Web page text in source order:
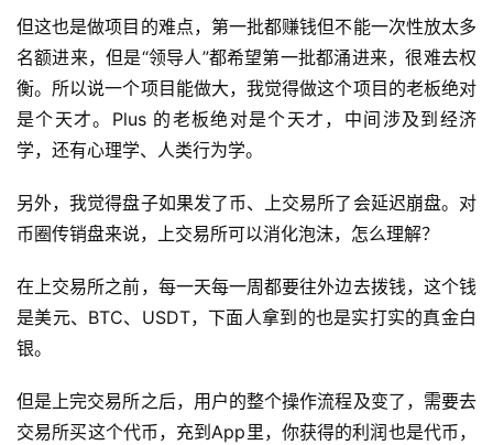
但这也是做项目的难点，第一批都赚钱但不能一次性放太多
名额进来，但是“领导人”都希望第一批都涌进来，很难去权
衡。所以说一个项目能做大，我觉得做这个项目的老板绝对
是个天才。Plus 的老板绝对是个天才，中间涉及到经济
学，还有心理学、人类行为学。
另外，我觉得盘子如果发了币、上交易所了会延迟崩盘。对
币圈传销盘来说，上交易所可以消化泡沫，怎么理解？
在上交易所之前，每一天每一周都要往外边去拨钱，这个钱
是美元、BTC、USDT，下面人拿到的也是实打实的真金白
银。
但是上完交易所之后，用户的整个操作流程及变了，需要去
交易所买这个代币，充到App里，你获得的利润也是代币，